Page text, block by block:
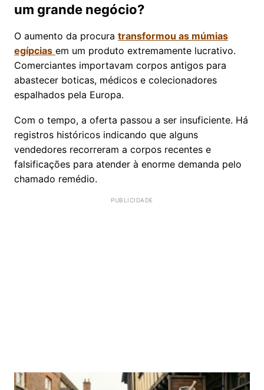
um grande negócio?
O aumento da procura transformou as múmias
egípcias em um produto extremamente lucrativo.
Comerciantes importavam corpos antigos para
abastecer boticas, médicos e colecionadores
espalhados pela Europa.
Com o tempo, a oferta passou a ser insuficiente. Há
registros históricos indicando que alguns
vendedores recorreram a corpos recentes e
falsificações para atender à enorme demanda pelo
chamado remédio.